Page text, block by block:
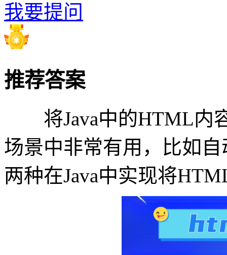
我要提问
推荐答案
将Java中的HTML内
场景中非常有用，比如
两种在Java中实现将